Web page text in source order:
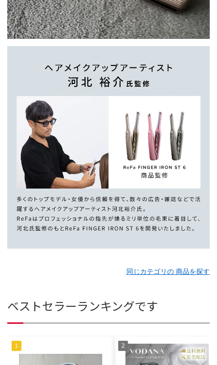
同じカテゴリの 商品を探す
ベストセラーランキングです